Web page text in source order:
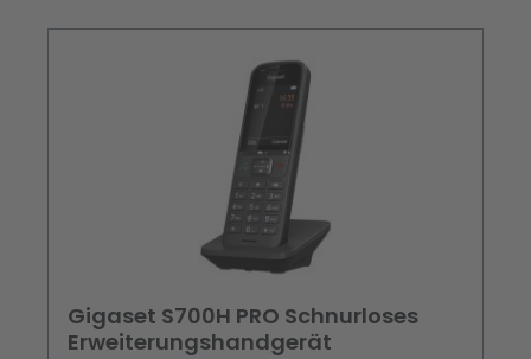
Gigaset S700H PRO Schnurloses
Erweiterungshandgerät